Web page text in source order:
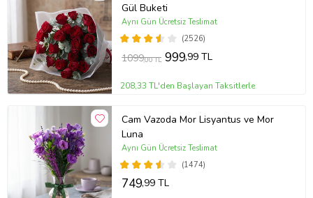
Gül Buketi
(2526)
Aynı Gün Ücretsiz Teslimat
1099,00 TL 999,99 TL
208,33 TL'den Başlayan Taksitlerle
Cam Vazoda Mor Lisyantus ve Mor
Luna
(1474)
Aynı Gün Ücretsiz Teslimat
749,99 TL